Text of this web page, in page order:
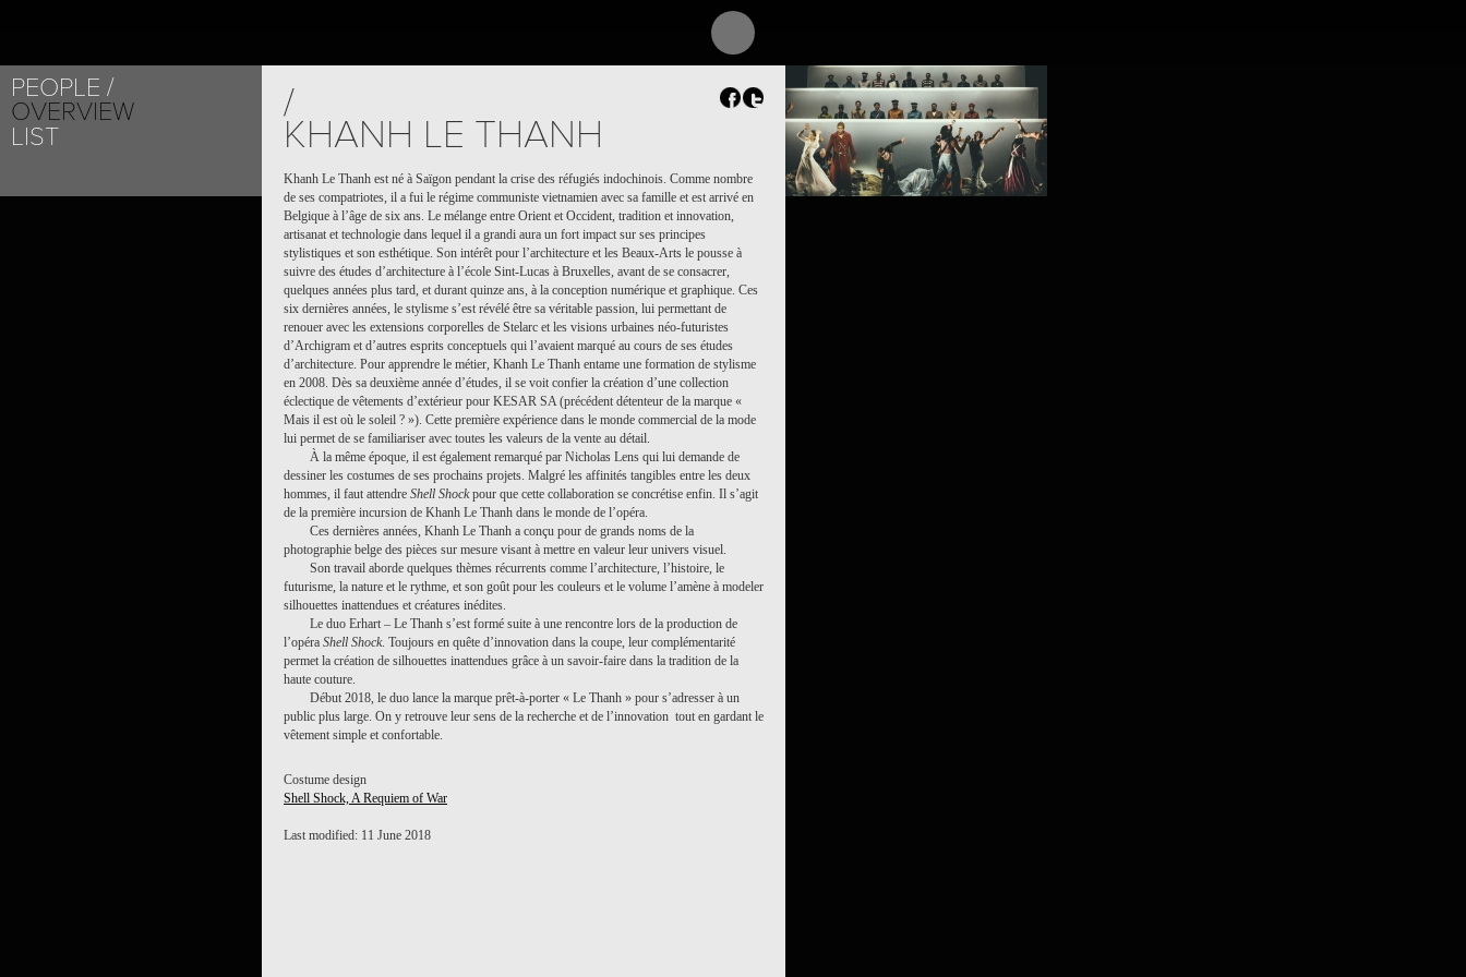
PEOPLE
OVERVIEW
LIST
/
KHANH LE THANH
Khanh Le Thanh est né à Saïgon pendant la crise des réfugiés indochinois. Comme nombre
de ses compatriotes, il a fui le régime communiste vietnamien avec sa famille et est arrivé en
Belgique à l’âge de six ans. Le mélange entre Orient et Occident, tradition et innovation,
artisanat et technologie dans lequel il a grandi aura un fort impact sur ses principes
stylistiques et son esthétique. Son intérêt pour l’architecture et les Beaux-Arts le pousse à
suivre des études d’architecture à l’école Sint-Lucas à Bruxelles, avant de se consacrer,
quelques années plus tard, et durant quinze ans, à la conception numérique et graphique. Ces
six dernières années, le stylisme s’est révélé être sa véritable passion, lui permettant de
renouer avec les extensions corporelles de Stelarc et les visions urbaines néo-futuristes
d’Archigram et d’autres esprits conceptuels qui l’avaient marqué au cours de ses études
d’architecture. Pour apprendre le métier, Khanh Le Thanh entame une formation de stylisme
en 2008. Dès sa deuxième année d’études, il se voit confier la création d’une collection
éclectique de vêtements d’extérieur pour KESAR SA (précédent détenteur de la marque «
Mais il est où le soleil ? »). Cette première expérience dans le monde commercial de la mode
lui permet de se familiariser avec toutes les valeurs de la vente au détail.
À la même époque, il est également remarqué par Nicholas Lens qui lui demande de
dessiner les costumes de ses prochains projets. Malgré les affinités tangibles entre les deux
hommes, il faut attendre Shell Shockpour que cette collaboration se concrétise enfin. Il s’agit
de la première incursion de Khanh Le Thanh dans le monde de l’opéra.
Ces dernières années, Khanh Le Thanh a conçu pour de grands noms de la
photographie belge des pièces sur mesure visant à mettre en valeur leur univers visuel.
Son travail aborde quelques thèmes récurrents comme l’architecture, l’histoire, le
futurisme, la nature et le rythme, et son goût pour les couleurs et le volume l’amène à modeler
silhouettes inattendues et créatures inédites.
Le duo Erhart – Le Thanh s’est formé suite à une rencontre lors de la production de
l’opéra Shell Shock. Toujours en quête d’innovation dans la coupe, leur complémentarité
permet la création de silhouettes inattendues grâce à un savoir-faire dans la tradition de la
haute couture.
Début 2018, le duo lance la marque prêt-à-porter « Le Thanh » pour s’adresser à un
public plus large. On y retrouve leur sens de la recherche et de l’innovation tout en gardant le
vêtement simple et confortable.
Costume design
Shell Shock, A Requiem of War
Last modified: 11 June 2018